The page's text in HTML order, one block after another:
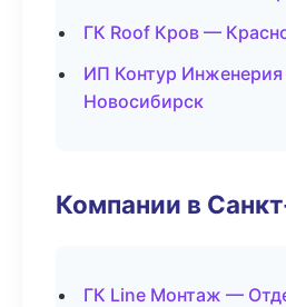
ГК Roof Кров —
ИП Контур
Новосибирск
Компании в
ГК Line Монтаж —